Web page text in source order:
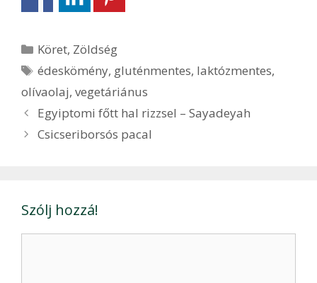
Kategória
Köret, Zöldség
Címkék
édeskömény, gluténmentes, laktózmentes,
olívaolaj, vegetáriánus
Bejegyzés
navigáció
Egyiptomi főtt hal rizzsel – Sayadeyah
Csicseriborsós pacal
Szólj hozzá!